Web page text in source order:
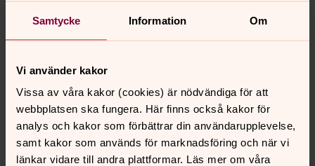
Samtycke Information Om
Vi använder kakor
Vissa av våra kakor (cookies) är nödvändiga för att
webbplatsen ska fungera. Här finns också kakor för
analys och kakor som förbättrar din användarupplevelse,
samt kakor som används för marknadsföring och när vi
länkar vidare till andra plattformar. Läs mer om våra